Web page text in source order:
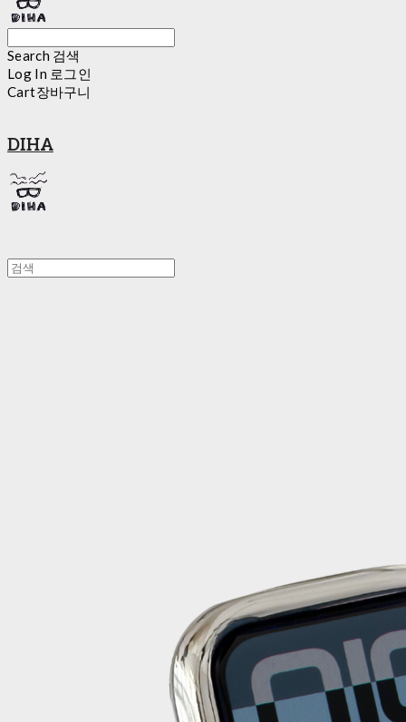
Search 검색
Log In 로그인
Cart장바구니
DIHA